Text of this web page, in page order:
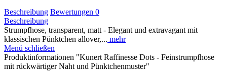
Beschreibung Bewertungen 0
Beschreibung
Strumpfhose, transparent, matt - Elegant und extravagant mit
klassischen Pünktchen allover,... mehr
Menü schließen
Produktinformationen "Kunert Raffinesse Dots - Feinstrumpfhose
mit rückwärtiger Naht und Pünktchenmuster"